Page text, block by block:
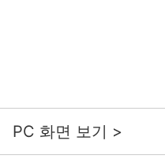
PC 화면 보기 >